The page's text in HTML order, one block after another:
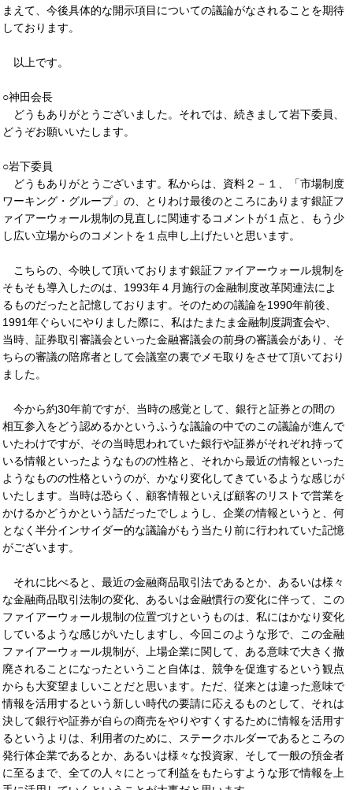
まえて、今後具体的な開示項目についての議論がなされることを期待
しております。
以上です。
○神田会長
どうもありがとうございました。それでは、続きまして岩下委員、
どうぞお願いいたします。
○岩下委員
どうもありがとうございます。私からは、資料２－１、「市場制度
ワーキング・グループ」の、とりわけ最後のところにあります銀証フ
ァイアーウォール規制の見直しに関連するコメントが１点と、もう少
し広い立場からのコメントを１点申し上げたいと思います。
こちらの、今映して頂いております銀証ファイアーウォール規制を
そもそも導入したのは、1993年４月施行の金融制度改革関連法によ
るものだったと記憶しております。そのための議論を1990年前後、
1991年ぐらいにやりました際に、私はたまたま金融制度調査会や、
当時、証券取引審議会といった金融審議会の前身の審議会があり、そ
ちらの審議の陪席者として会議室の裏でメモ取りをさせて頂いており
ました。
今から約30年前ですが、当時の感覚として、銀行と証券との間の
相互参入をどう認めるかというふうな議論の中でのこの議論が進んで
いたわけですが、その当時思われていた銀行や証券がそれぞれ持って
いる情報といったようなものの性格と、それから最近の情報といった
ようなものの性格というのが、かなり変化してきているような感じが
いたします。当時は恐らく、顧客情報といえば顧客のリストで営業を
かけるかどうかという話だったでしょうし、企業の情報というと、何
となく半分インサイダー的な議論がもう当たり前に行われていた記憶
がございます。
それに比べると、最近の金融商品取引法であるとか、あるいは様々
な金融商品取引法制の変化、あるいは金融慣行の変化に伴って、この
ファイアーウォール規制の位置づけというものは、私にはかなり変化
しているような感じがいたしますし、今回このような形で、この金融
ファイアーウォール規制が、上場企業に関して、ある意味で大きく撤
廃されることになったということ自体は、競争を促進するという観点
からも大変望ましいことだと思います。ただ、従来とは違った意味で
情報を活用するという新しい時代の要請に応えるものとして、それは
決して銀行や証券が自らの商売をやりやすくするために情報を活用す
るというよりは、利用者のために、ステークホルダーであるところの
発行体企業であるとか、あるいは様々な投資家、そして一般の預金者
に至るまで、全ての人々にとって利益をもたらすような形で情報を上